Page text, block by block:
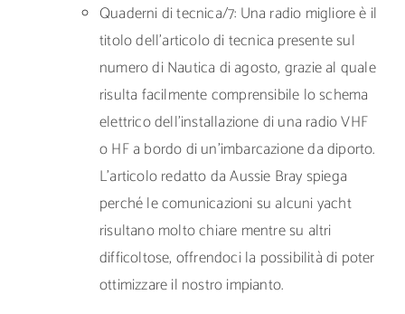
Quaderni di tecnica/7: Una radio migliore è il
titolo dell’articolo di tecnica presente sul
numero di Nautica di agosto, grazie al quale
risulta facilmente comprensibile lo schema
elettrico dell’installazione di una radio VHF
o HF a bordo di un’imbarcazione da diporto.
L’articolo redatto da Aussie Bray spiega
perché le comunicazioni su alcuni yacht
risultano molto chiare mentre su altri
difficoltose, offrendoci la possibilità di poter
ottimizzare il nostro impianto.